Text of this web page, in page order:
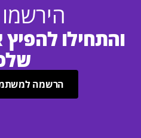
והתחילו
הרשמה